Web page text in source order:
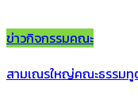
ข่าวกิจกรรมคณะ
สามเณรใหญ่คณะธรรมทู